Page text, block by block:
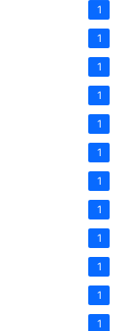
1
1
1
1
1
1
1
1
1
1
1
1